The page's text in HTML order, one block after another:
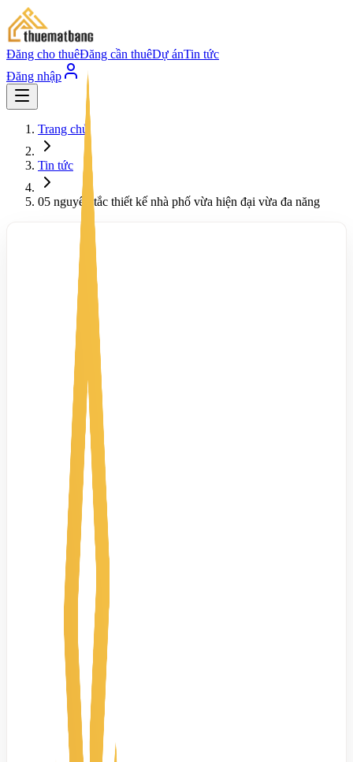
Đăng cho thuêĐăng cần thuêDự ánTin tức
Đăng nhập
Trang chủ
Tin tức
05 nguyên tắc thiết kế nhà phố vừa hiện đại vừa đa năng